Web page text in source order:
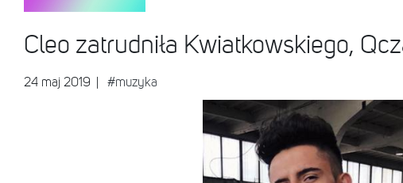
Cleo zatrudniła Kwiatkowskiego,
24 maj 2019 #muzyka